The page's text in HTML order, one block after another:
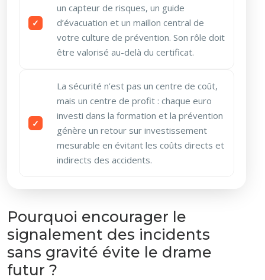
un capteur de risques, un guide
d’évacuation et un maillon central de
votre culture de prévention. Son rôle doit
être valorisé au-delà du certificat.
La sécurité n’est pas un centre de coût,
mais un centre de profit : chaque euro
investi dans la formation et la prévention
génère un retour sur investissement
mesurable en évitant les coûts directs et
indirects des accidents.
Pourquoi encourager le
signalement des incidents
sans gravité évite le drame
futur ?